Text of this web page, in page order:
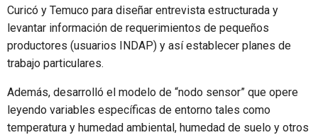
Curicó y Temuco para diseñar entrevista estructurada y
levantar información de requerimientos de pequeños
productores (usuarios INDAP) y así establecer planes de
trabajo particulares.
Además, desarrolló el modelo de “nodo sensor” que opere
leyendo variables específicas de entorno tales como
temperatura y humedad ambiental, humedad de suelo y otros